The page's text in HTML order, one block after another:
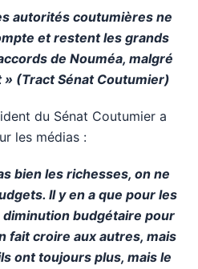
autorités coutumières ne
et restent les grands
de Nouméa, malgré
(Tract Sénat Coutumier)
du Sénat Coutumier a
les médias :
bien les richesses, on ne
Il y en a que pour les
diminution budgétaire pour
fait croire aux autres, mais
ont toujours plus, mais le